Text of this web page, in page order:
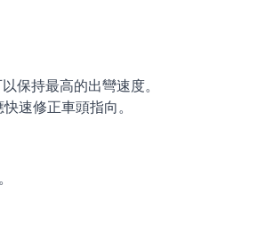
保持最高的出彎速度。
速修正車頭指向。